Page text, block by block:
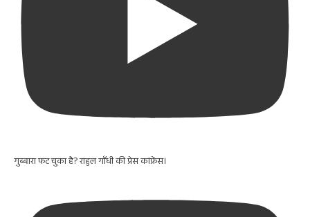
गुब्बारा फट चुका है? राहुल गाँधी की प्रेस कांफ्रेंस।